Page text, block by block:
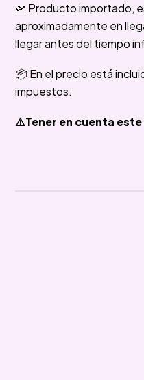
🛫 Producto importado,
aproximadamente en
llegar antes del tiempo
📦 En el precio está
impuestos.
⚠️Tener en cuenta